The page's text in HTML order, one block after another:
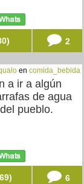
2
en comida_bebida
a ir a algún
de agua
pueblo.
6